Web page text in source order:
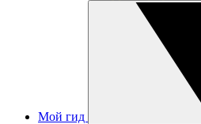
Мой гид